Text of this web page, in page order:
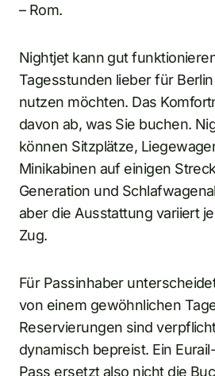
– Rom.
Nightjet kann gut
Tagesstunden lieber für
nutzen möchten. Das
davon ab, was Sie buchen.
können Sitzplätze,
Minikabinen auf einigen
Generation und
aber die Ausstattung variiert
Zug.
Für Passinhaber
von einem gewöhnlichen
Reservierungen sind
dynamisch bepreist. Ein
Pass ersetzt also nicht die